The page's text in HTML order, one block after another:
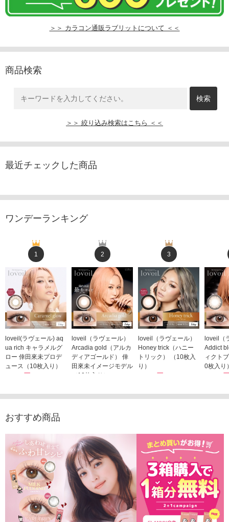
＞＞ カラコン通販ラブリットについて ＜＜
商品検索
＞＞ 絞り込み検索はこちら ＜＜
最近チェックした商品
ワンデーランキング
1
loveil(ラヴェール) aq
ua rich キャラメルグ
ロー 倖田來未プロデ
ュース（10枚入り）
1,760円
2
loveil（ラヴェール）
Arcadia gold（アルカ
ディアゴールド） 倖
田來未イメージモデル
（10枚入り）
3
loveil（ラヴェール）
Honey trick（ハニー
トリック） （10枚入
り）
1,760円
loveil（
Addict
ィクト
0枚入り
1,760
おすすめ商品